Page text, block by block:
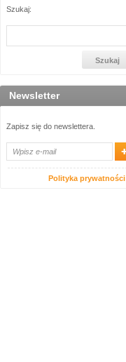
Szukaj:
Newsletter
Zapisz się do newslettera.
Polityka prywatności